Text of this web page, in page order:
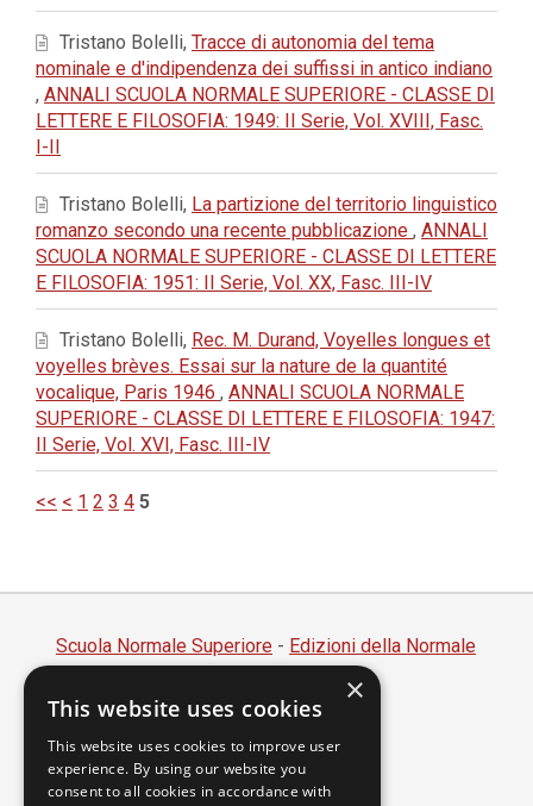
Tristano Bolelli, Tracce di autonomia del tema
nominale e d'indipendenza dei suffissi in antico indiano
, ANNALI SCUOLA NORMALE SUPERIORE - CLASSE DI
LETTERE E FILOSOFIA: 1949: II Serie, Vol. XVIII, Fasc.
I-II
Tristano Bolelli, La partizione del territorio linguistico
romanzo secondo una recente pubblicazione , ANNALI
SCUOLA NORMALE SUPERIORE - CLASSE DI LETTERE
E FILOSOFIA: 1951: II Serie, Vol. XX, Fasc. III-IV
Tristano Bolelli, Rec. M. Durand, Voyelles longues et
voyelles brèves. Essai sur la nature de la quantité
vocalique, Paris 1946 , ANNALI SCUOLA NORMALE
SUPERIORE - CLASSE DI LETTERE E FILOSOFIA: 1947:
II Serie, Vol. XVI, Fasc. III-IV
<< < 1 2 3 4 5
Scuola Normale Superiore - Edizioni della Normale
Piazza dei Cavalieri, 7 - 56126 Pisa
Codice fiscale 80005050507
Partita IVA 00420000507
segreteria.annali@sns.it
×
This website uses cookies
This website uses cookies to improve user
experience. By using our website you
consent to all cookies in accordance with